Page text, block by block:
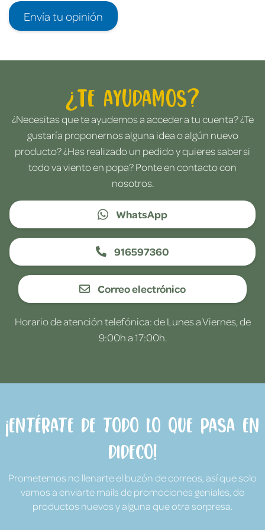
Envía tu opinión
¿Te ayudamos?
¿Necesitas que te ayudemos a acceder a tu cuenta? ¿Te
gustaría proponernos alguna idea o algún nuevo
producto? ¿Has realizado un pedido y quieres saber si
todo va viento en popa? Ponte en contacto con
nosotros.
WhatsApp
916597360
Correo electrónico
Horario de atención telefónica: de Lunes a Viernes, de
9:00h a 17:00h.
¡Entérate de todo lo que pasa en
Dideco!
Prometemos no llenarte el buzón de correos, así que solo
vamos a enviarte mails de promociones geniales, de
productos nuevos y alguna que otra sorpresa.